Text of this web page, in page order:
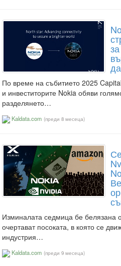
По време на събитието 2025
и инвеститорите Nokia обяви
разделянето…
Kaldata.com (преди 8 месеца)
Изминалата седмица бе белязана
очертават посоката, в която се
индустрия…
Kaldata.com (преди 9 месеца)